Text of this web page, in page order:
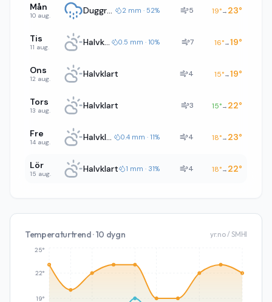
Mån
10 aug. Duggregn 2 mm · 52% 5 19°→ 23°
Tis
11 aug. Halvklart 0.5 mm · 10% 7 16°→19°
Ons
12 aug. Halvklart 4 15°→19°
Tors
13 aug. Halvklart 3 15°→ 22°
Fre
14 aug. Halvklart 0.4 mm · 11% 4 18°→ 23°
Lör
15 aug. Halvklart 1 mm · 31% 4 18°→ 22°
Temperaturtrend · 10 dygn yr.no / SMHI
19°
22°
25°